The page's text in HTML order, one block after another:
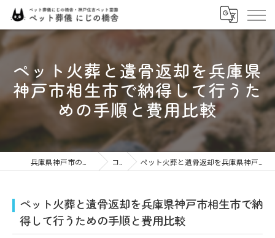
ペット火葬と遺骨返却を兵庫県
神戸市相生市で納得して行うた
めの手順と費用比較
コラム ペット火葬と遺骨返却を兵庫県神戸市相生市で納得して行うための手順と費用比較
ペット火葬と遺骨返却を兵庫県神戸市相生市で納
得して行うための手順と費用比較